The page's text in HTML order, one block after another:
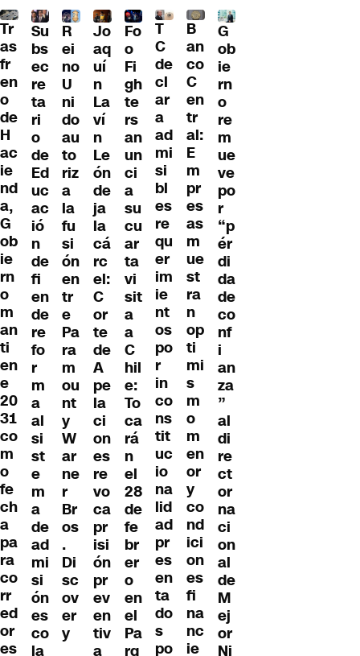
Tr
as
fr
en
o
de
H
ac
ie
nd
a,
G
ob
ie
rn
o
m
an
ti
en
e
20
31
co
m
o
fe
ch
a
pa
ra
co
rr
ed
or
es
Su
bs
ec
re
ta
ri
o
de
Ed
uc
ac
ió
n
de
fi
en
de
re
fo
r
m
a
al
si
st
e
m
a
de
ad
mi
si
ón
es
co
la
R
ei
no
U
ni
do
au
to
riz
a
la
fu
si
ón
en
tr
e
Pa
ra
m
ou
nt
y
W
ar
ne
r
Br
os
.
Di
sc
ov
er
y
Jo
aq
uí
n
La
ví
n
Le
ón
de
ja
la
cá
rc
el:
C
or
te
de
A
pe
la
ci
on
es
re
vo
ca
pr
isi
ón
pr
ev
en
tiv
a
Fo
o
Fi
gh
te
rs
an
un
ci
a
su
cu
ar
ta
vi
sit
a
a
C
hil
e:
To
ca
rá
n
el
28
de
fe
br
er
o
en
el
Pa
rq
T
C
de
cl
ar
a
ad
mi
si
bl
es
re
qu
er
im
ie
nt
os
po
r
in
co
ns
tit
uc
io
na
lid
ad
pr
es
en
ta
do
s
po
B
an
co
C
en
tr
al:
E
m
pr
es
as
m
ue
st
ra
n
op
ti
mi
s
m
o
m
en
or
y
co
nd
ici
on
es
fi
na
nc
ie
G
ob
ie
rn
o
re
m
ue
ve
po
r
“p
ér
di
da
de
co
nf
i
an
za
”
al
di
re
ct
or
na
ci
on
al
de
M
ej
or
Ni